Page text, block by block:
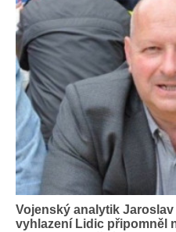
Vojenský analytik
vyhlazení Lidic připomněl